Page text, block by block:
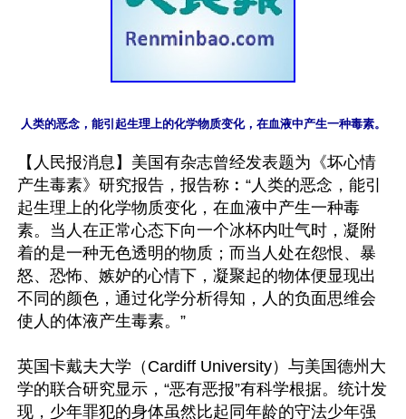
【人民报消息】美国有杂志曾经发表题为《坏心情
产生毒素》研究报告，报告称︰“人类的恶念，能引
起生理上的化学物质变化，在血液中产生一种毒
素。当人在正常心态下向一个冰杯内吐气时，凝附
着的是一种无色透明的物质；而当人处在怨恨、暴
怒、恐怖、嫉妒的心情下，凝聚起的物体便显现出
不同的颜色，通过化学分析得知，人的负面思维会
使人的体液产生毒素。”
英国卡戴夫大学（Cardiff University）与美国德州大
学的联合研究显示，“恶有恶报”有科学根据。统计发
现，少年罪犯的身体虽然比起同年龄的守法少年强